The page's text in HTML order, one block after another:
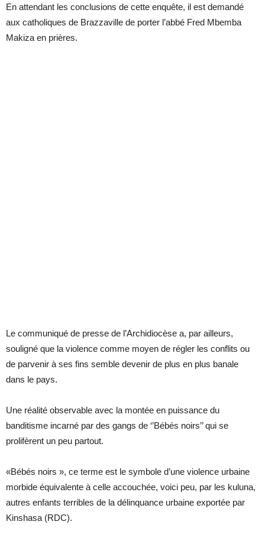
En attendant les conclusions de cette enquête, il est demandé
aux catholiques de Brazzaville de porter l’abbé Fred Mbemba
Makiza en prières.
Le communiqué de presse de l’Archidiocèse a, par ailleurs,
souligné que la violence comme moyen de régler les conflits ou
de parvenir à ses fins semble devenir de plus en plus banale
dans le pays.
Une réalité observable avec la montée en puissance du
banditisme incarné par des gangs de ‘’Bébés noirs’’ qui se
prolifèrent un peu partout.
«Bébés noirs », ce terme est le symbole d’une violence urbaine
morbide équivalente à celle accouchée, voici peu, par les kuluna,
autres enfants terribles de la délinquance urbaine exportée par
Kinshasa (RDC).